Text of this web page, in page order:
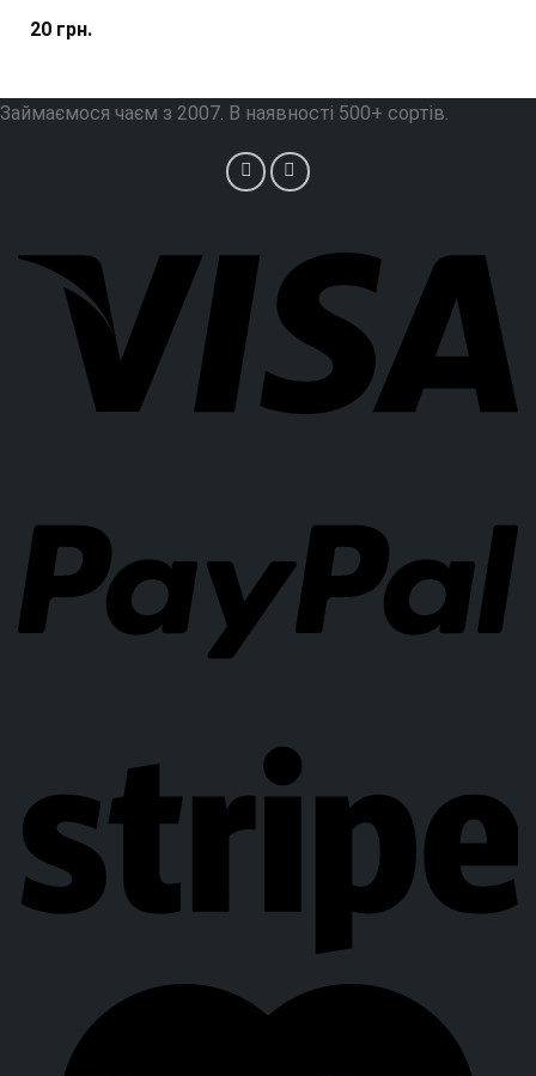
20грн.
Займаємося чаєм з 2007. В наявності 500+ сортів.